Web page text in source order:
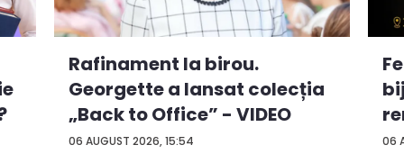
06 AUGUST 2026, 15:54
Rafinament la birou.
Georgette a lansat colecția
„Back to Office” - VIDEO
06
...